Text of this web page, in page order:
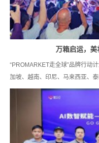
万箱启运，
“PROMARKET走全球”品牌行动
加坡、越南、印尼、马来西亚、